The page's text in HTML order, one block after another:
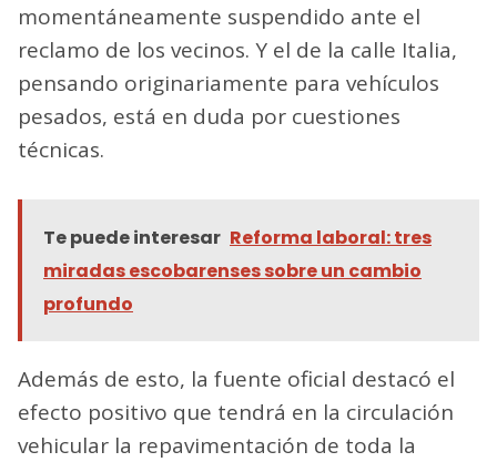
momentáneamente suspendido ante el
reclamo de los vecinos. Y el de la calle Italia,
pensando originariamente para vehículos
pesados, está en duda por cuestiones
técnicas.
Te puede interesar Reforma laboral: tres
miradas escobarenses sobre un cambio
profundo
Además de esto, la fuente oficial destacó el
efecto positivo que tendrá en la circulación
vehicular la repavimentación de toda la